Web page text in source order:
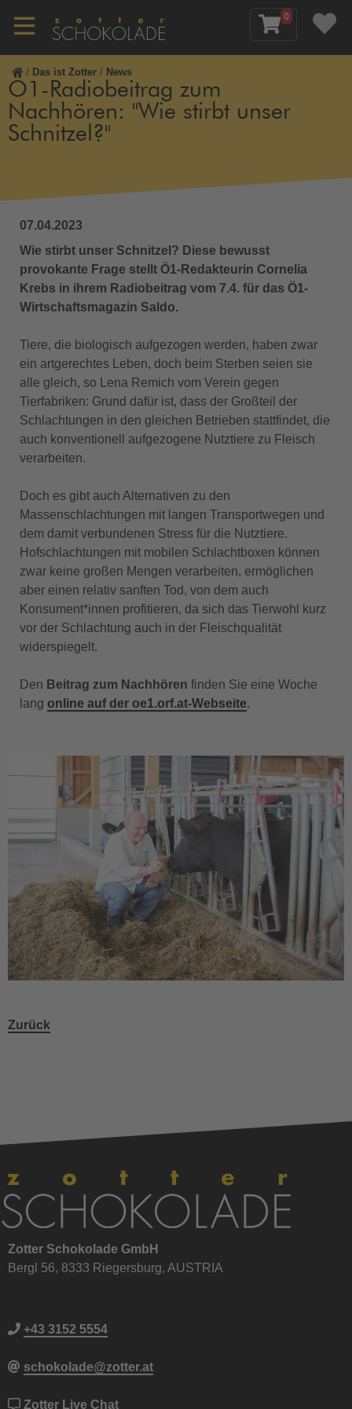
0
/ Das ist Zotter / News
Ö1-Radiobeitrag zum
Nachhören: "Wie stirbt unser
Schnitzel?"
07.04.2023
Wie stirbt unser Schnitzel? Diese bewusst
provokante Frage stellt Ö1-Redakteurin Cornelia
Krebs in ihrem Radiobeitrag vom 7.4. für das Ö1-
Wirtschaftsmagazin Saldo.
Tiere, die biologisch aufgezogen werden, haben zwar
ein artgerechtes Leben, doch beim Sterben seien sie
alle gleich, so Lena Remich vom Verein gegen
Tierfabriken: Grund dafür ist, dass der Großteil der
Schlachtungen in den gleichen Betrieben stattfindet, die
auch konventionell aufgezogene Nutztiere zu Fleisch
verarbeiten.
Doch es gibt auch Alternativen zu den
Massenschlachtungen mit langen Transportwegen und
dem damit verbundenen Stress für die Nutztiere.
Hofschlachtungen mit mobilen Schlachtboxen können
zwar keine großen Mengen verarbeiten, ermöglichen
aber einen relativ sanften Tod, von dem auch
Konsument*innen profitieren, da sich das Tierwohl kurz
vor der Schlachtung auch in der Fleischqualität
widerspiegelt.
Den Beitrag zum Nachhören finden Sie eine Woche
lang online auf der oe1.orf.at-Webseite.
Zurück
Zotter Schokolade GmbH
Bergl 56, 8333 Riegersburg, AUSTRIA
+43 3152 5554
schokolade@zotter.at
Zotter Live Chat